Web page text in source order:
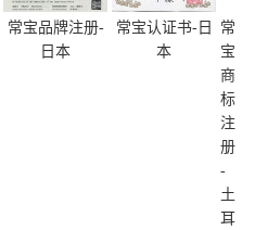
常宝品牌注册-
日本
常宝认证书-日
本
常
宝
商
标
注
册
-
土
耳